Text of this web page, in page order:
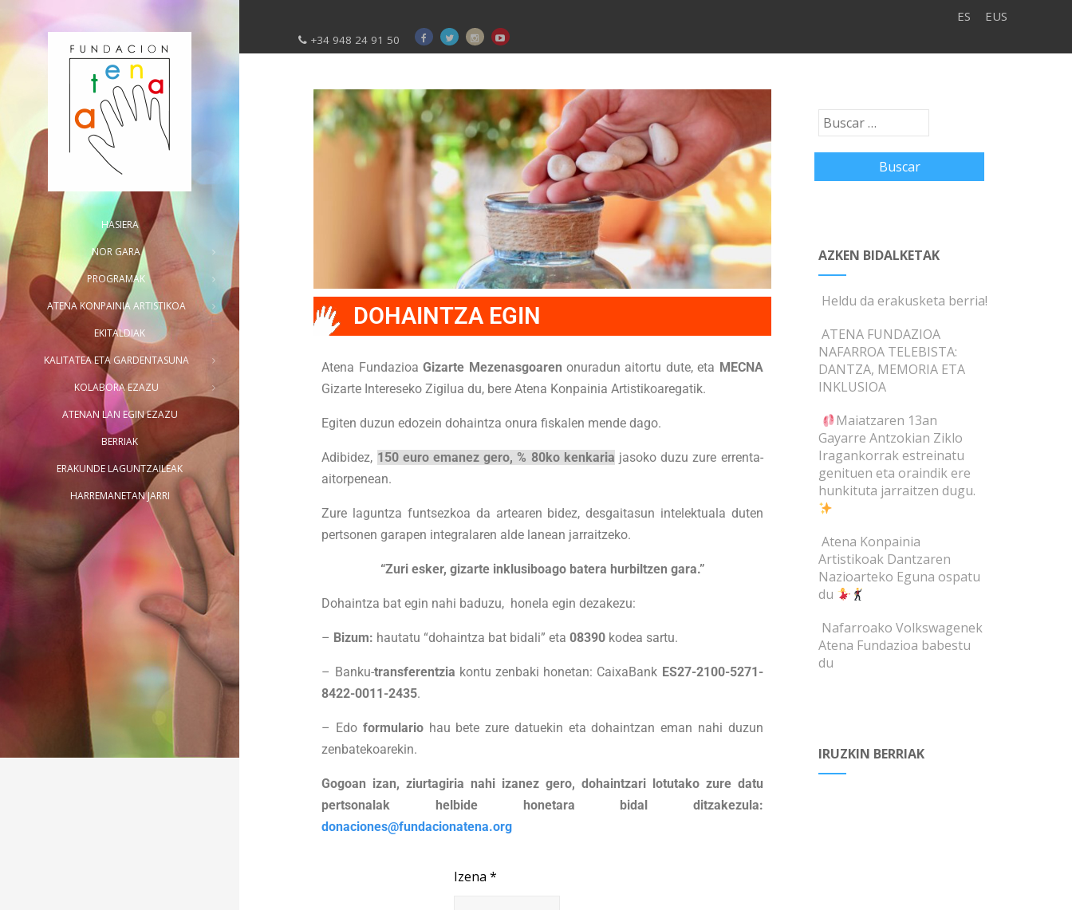
ES EUS
+34 948 24 91 50
HASIERA
NOR GARA
PROGRAMAK
ATENA KONPAINIA ARTISTIKOA
EKITALDIAK
KALITATEA ETA GARDENTASUNA
KOLABORA EZAZU
ATENAN LAN EGIN EZAZU
BERRIAK
ERAKUNDE LAGUNTZAILEAK
HARREMANETAN JARRI
DOHAINTZA EGIN
Atena FundazioaGizarte Mezenasgoaren onuradun aitortu dute, eta MECNA
Gizarte Intereseko Zigilua du, bere Atena Konpainia Artistikoaregatik.
Egiten duzun edozein dohaintza onura fiskalen mende dago.
Adibidez, 150 euro emanez gero, % 80ko kenkaria jasoko duzu zure errenta-
aitorpenean.
Zure laguntza funtsezkoa da artearen bidez, desgaitasun intelektuala duten
pertsonen garapen integralaren alde lanean jarraitzeko.
“Zuri esker, gizarte inklusiboago batera hurbiltzen gara.”
Dohaintza bat egin nahi baduzu, honela egin dezakezu:
– Bizum: hautatu “dohaintza bat bidali” eta08390 kodea sartu.
– Banku-transferentzia kontu zenbaki honetan: CaixaBank ES27-2100-5271-
8422-0011-2435.
– Edo formulariohau bete zure datuekin eta dohaintzan eman nahi duzun
zenbatekoarekin.
Gogoan izan, ziurtagiria nahi izanez gero, dohaintzari lotutako zure datu
pertsonalak helbide honetara bidal ditzakezula:
donaciones@fundacionatena.org
Izena *
AZKEN BIDALKETAK
Heldu da erakusketa berria!
ATENA FUNDAZIOA
NAFARROA TELEBISTA:
DANTZA, MEMORIA ETA
INKLUSIOA
Maiatzaren 13an
Gayarre Antzokian Ziklo
Iragankorrak estreinatu
genituen eta oraindik ere
hunkituta jarraitzen dugu.
Atena Konpainia
Artistikoak Dantzaren
Nazioarteko Eguna ospatu
du
Nafarroako Volkswagenek
Atena Fundazioa babestu
du
IRUZKIN BERRIAK